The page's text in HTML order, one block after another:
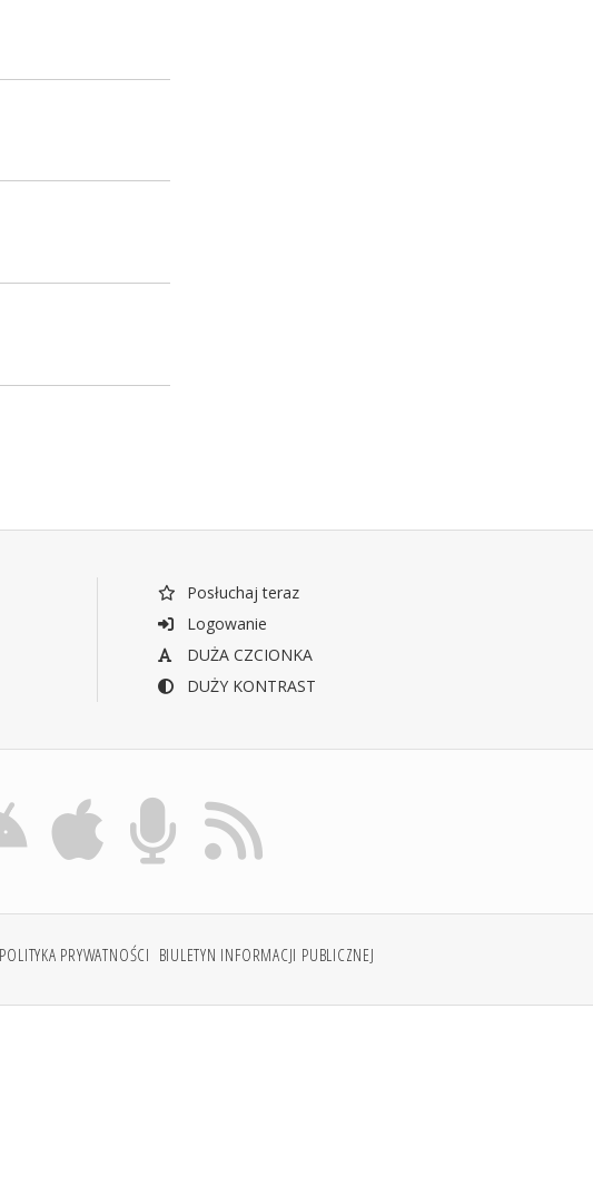
Posłuchaj teraz
Logowanie
DUŻA CZCIONKA
DUŻY KONTRAST
POLITYKA PRYWATNOŚCI BIULETYN INFORMACJI PUBLICZNEJ